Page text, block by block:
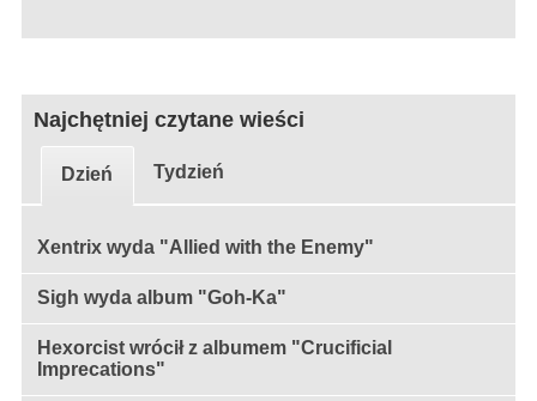
Najchętniej czytane wieści
Dzień Tydzień
Xentrix wyda "Allied with the Enemy"
Sigh wyda album "Goh-Ka"
Hexorcist wrócił z albumem "Crucificial
Imprecations"